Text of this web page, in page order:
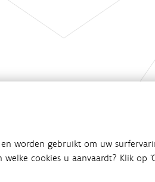
worden gebruikt om uw
cookies u aanvaardt? Klik op